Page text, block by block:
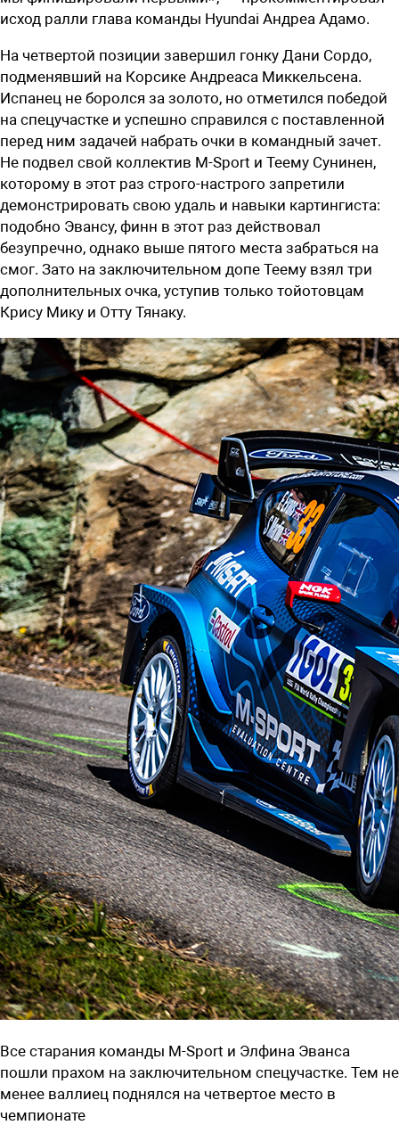
исход ралли глава команды Hyundai Андреа Адамо.
На четвертой позиции завершил гонку Дани Сордо,
подменявший на Корсике Андреаса Миккельсена.
Испанец не боролся за золото, но отметился победой
на спецучастке и успешно справился с поставленной
перед ним задачей набрать очки в командный зачет.
Не подвел свой коллектив M-Sport и Теему Сунинен,
которому в этот раз строго-настрого запретили
демонстрировать свою удаль и навыки картингиста:
подобно Эвансу, финн в этот раз действовал
безупречно, однако выше пятого места забраться на
смог. Зато на заключительном допе Теему взял три
дополнительных очка, уступив только тойотовцам
Крису Мику и Отту Тянаку.
Все старания команды M-Sport и Элфина Эванса
пошли прахом на заключительном спецучастке. Тем не
менее валлиец поднялся на четвертое место в
чемпионате